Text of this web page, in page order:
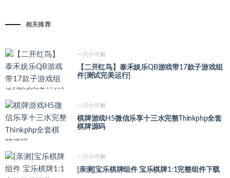
相关推荐
一只小可耐
【二开红鸟】泰禾娱乐QB游戏带17款子游戏组
件[测试完美运行]
一只小可耐
棋牌游戏H5微信乐享十三水完整Thinkphp全套
棋牌源码
一只小可耐
[亲测]宝乐棋牌组件 宝乐棋牌1:1完整组件下载